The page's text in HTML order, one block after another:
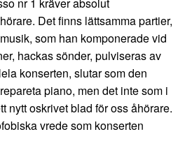
Det finns lättsamma partier,
som han komponerade vid
hackas sönder, pulviseras av
konserten, slutar som den
piano, men det inte som i
nytt oskrivet blad för oss åhörare.
vrede som konserten